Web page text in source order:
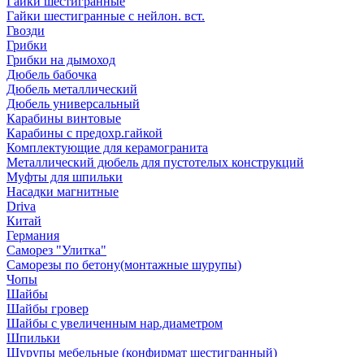
Гайки шестигранные с нейлон. вст.
Гвозди
Грибки
Грибки на дымоход
Дюбель бабочка
Дюбель металлический
Дюбель универсальный
Карабины винтовые
Карабины с предохр.гайкой
Комплектующие для керамогранита
Металлический дюбель для пустотелых конструкций
Муфты для шпильки
Насадки магнитные
Driva
Китай
Германия
Саморез "Улитка"
Саморезы по бетону(монтажные шурупы)
Чопы
Шайбы
Шайбы гровер
Шайбы с увеличенным нар.диаметром
Шпильки
Шурупы мебельные (конфирмат шестигранный)